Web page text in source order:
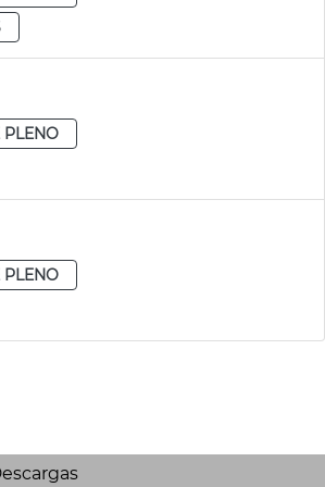
PLENO
PLENO